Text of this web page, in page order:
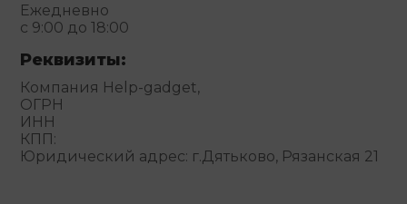
Ежедневно
с 9:00 до 18:00
Реквизиты:
Компания Help-gadget,
ОГРН
ИНН
КПП:
Юридический адрес: г.Дятьково, Рязанская 21